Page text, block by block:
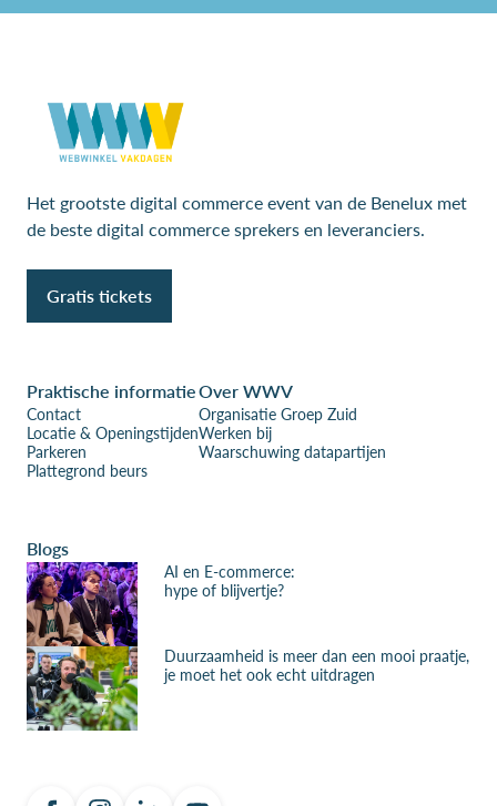
Het grootste digital commerce event van de Benelux met
de beste digital commerce sprekers en leveranciers.
Gratis tickets
Praktische informatie
Contact
Locatie & Openingstijden
Parkeren
Plattegrond beurs
Over WWV
Organisatie Groep Zuid
Werken bij
Waarschuwing datapartijen
Blogs
AI en E-commerce:
hype of blijvertje?
Duurzaamheid is meer dan een mooi praatje,
je moet het ook echt uitdragen